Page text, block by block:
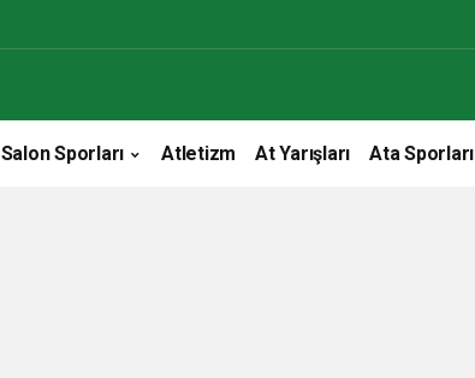
Salon Sporları Atletizm At Yarışları Ata Sporları